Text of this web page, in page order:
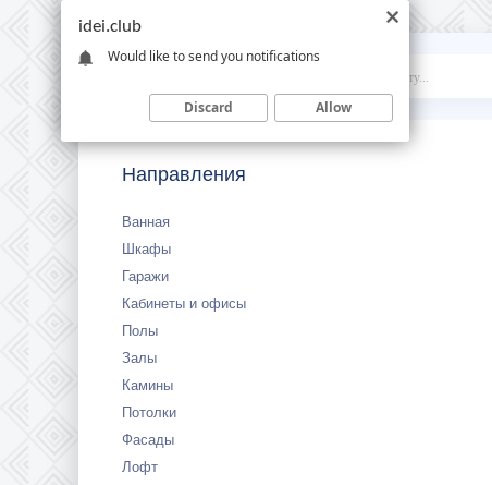
Idei
Направления
Ванная
Шкафы
Гаражи
Кабинеты и офисы
Полы
Залы
Камины
Потолки
Фасады
Лофт
idei.club
Would like to send you notifications
Discard Allow